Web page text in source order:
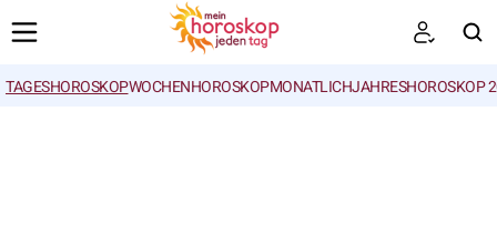
TAGESHOROSKOPWOCHENHOROSKOPMONATLICHJAHRESHOROSKOP